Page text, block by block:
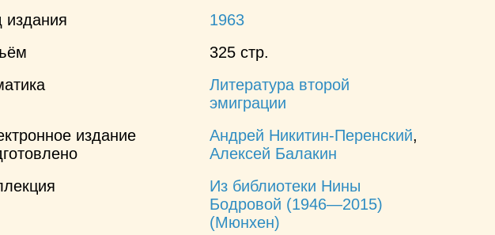
издания
1963
325 стр.
Литература второй
эмиграции
издание
Андрей Никитин-Перенский,
Алексей Балакин
Из библиотеки Нины
Бодровой (1946—2015)
(Мюнхен)